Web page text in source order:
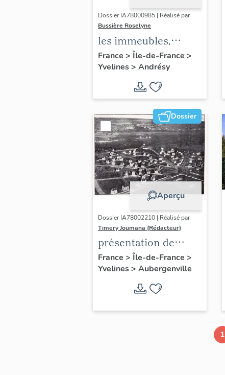
Dossier IA78000985 | Réalisé par
Bussière Roselyne
les immeubles,
maisons et fermes
du canton d'Andrésy
France > Île-de-France >
Yvelines> Andrésy
Dossier
Aperçu
Dossier IA78002210 | Réalisé par
Timery Joumana (Rédacteur)
présentation de
l'étude
d'Elisabethville
France > Île-de-France >
Yvelines> Aubergenville
1